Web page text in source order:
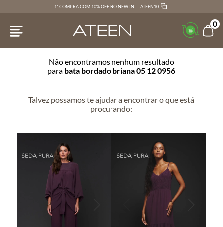
1ª COMPRA COM 10% OFF NO NEW IN ATEEN10
0
Não encontramos nenhum resultado
para bata bordado briana 05 12 0956
Talvez possamos te ajudar a encontrar o que está
procurando: